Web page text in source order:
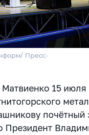
Пресс-
15 июля
почётный
Президент